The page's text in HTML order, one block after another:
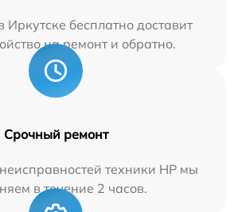
бесплатно доставит
на ремонт и обратно.
Срочный ремонт
техники HP мы
в течение 2 часов.